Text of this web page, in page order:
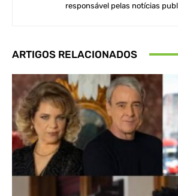
responsável pelas notícias
ARTIGOS RELACIONADOS